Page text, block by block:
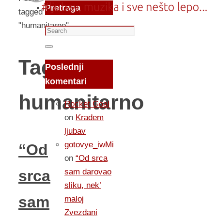
tagged
"humanitarno"
Tag:
humanitarno
“Od
srca
sam
Pretraga
Search
for:
Search
Poslednji
komentari
Rocket Goal
on Kradem
ljubav
gotovye_iwMi
on “Od srca
sam darovao
sliku, nek’
maloj
Zvezdani